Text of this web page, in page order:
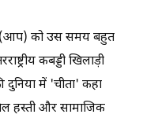
(आप) को उस समय बहुत
कबड्डी खिलाड़ी
दुनिया में 'चीता' कहा
हस्ती और सामाजिक